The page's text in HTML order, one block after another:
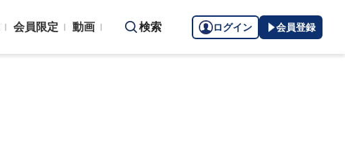
会員限定 動画 検索 ログイン 会員登録